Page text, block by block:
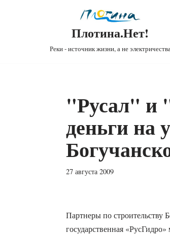
Плотина.Нет!
Реки - источник жизни, а не
"Русал" и
деньги на
27 августа 2009
Партнеры по строительству
государственная